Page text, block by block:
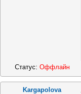
Статус: Оффлайн
Kargapolova